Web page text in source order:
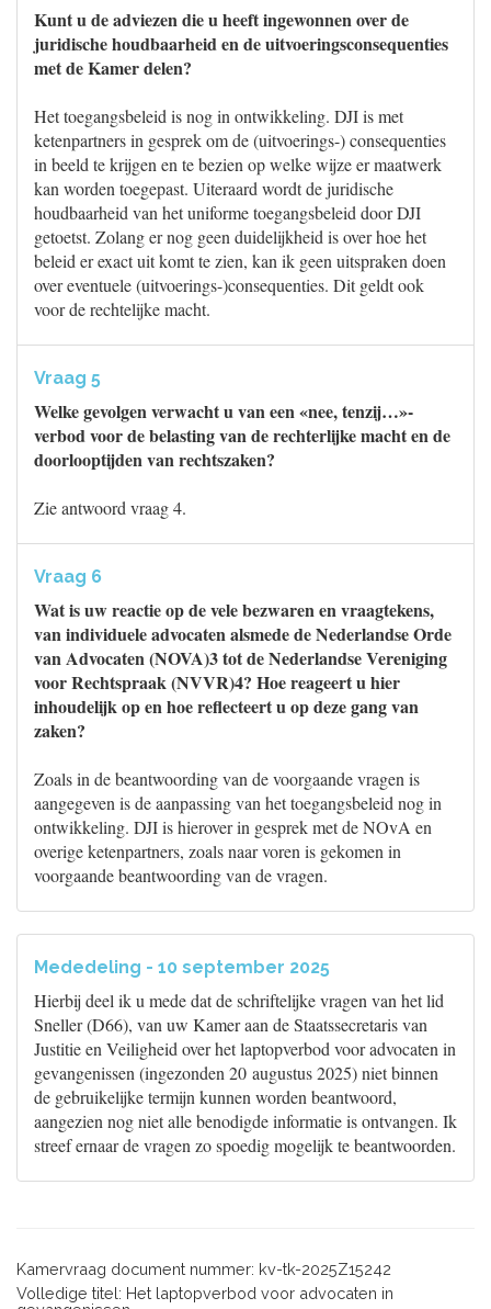
Kunt u de adviezen die u heeft ingewonnen over de
juridische houdbaarheid en de uitvoeringsconsequenties
met de Kamer delen?
Het toegangsbeleid is nog in ontwikkeling. DJI is met
ketenpartners in gesprek om de (uitvoerings-) consequenties
in beeld te krijgen en te bezien op welke wijze er maatwerk
kan worden toegepast. Uiteraard wordt de juridische
houdbaarheid van het uniforme toegangsbeleid door DJI
getoetst. Zolang er nog geen duidelijkheid is over hoe het
beleid er exact uit komt te zien, kan ik geen uitspraken doen
over eventuele (uitvoerings-)consequenties. Dit geldt ook
voor de rechtelijke macht.
Vraag 5
Welke gevolgen verwacht u van een «nee, tenzij…»-
verbod voor de belasting van de rechterlijke macht en de
doorlooptijden van rechtszaken?
Zie antwoord vraag 4.
Vraag 6
Wat is uw reactie op de vele bezwaren en vraagtekens,
van individuele advocaten alsmede de Nederlandse Orde
van Advocaten (NOVA)3 tot de Nederlandse Vereniging
voor Rechtspraak (NVVR)4? Hoe reageert u hier
inhoudelijk op en hoe reflecteert u op deze gang van
zaken?
Zoals in de beantwoording van de voorgaande vragen is
aangegeven is de aanpassing van het toegangsbeleid nog in
ontwikkeling. DJI is hierover in gesprek met de NOvA en
overige ketenpartners, zoals naar voren is gekomen in
voorgaande beantwoording van de vragen.
Mededeling - 10 september 2025
Hierbij deel ik u mede dat de schriftelijke vragen van het lid
Sneller (D66), van uw Kamer aan de Staatssecretaris van
Justitie en Veiligheid over het laptopverbod voor advocaten in
gevangenissen (ingezonden 20 augustus 2025) niet binnen
de gebruikelijke termijn kunnen worden beantwoord,
aangezien nog niet alle benodigde informatie is ontvangen. Ik
streef ernaar de vragen zo spoedig mogelijk te beantwoorden.
Kamervraag document nummer: kv-tk-2025Z15242
Volledige titel: Het laptopverbod voor advocaten in